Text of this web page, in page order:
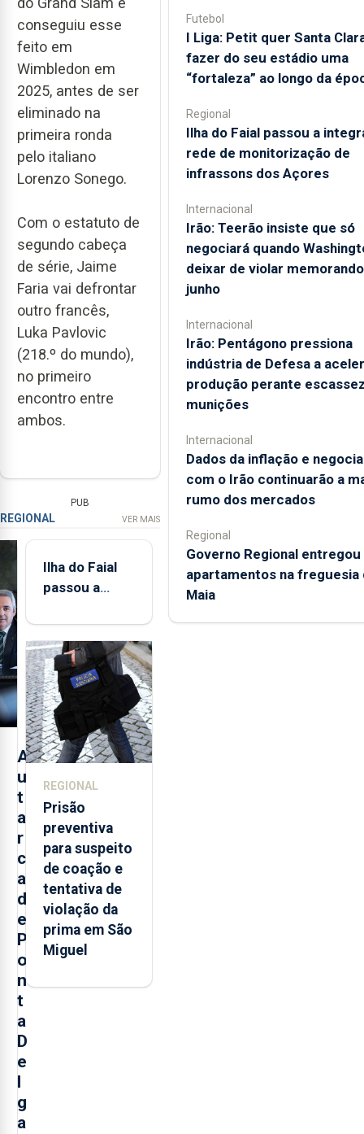
conseguiu esse
feito em
Wimbledon em
2025, antes de ser
eliminado na
primeira ronda
pelo italiano
Lorenzo Sonego.
Com o estatuto de
segundo cabeça
de série, Jaime
Faria vai defrontar
outro francês,
Luka Pavlovic
(218.º do mundo),
no primeiro
encontro entre
ambos.
PUB
REGIONAL VER MAIS
A
u
t
a
r
c
a
d
e
P
o
n
t
a
D
e
l
g
a
Ilha do Faial
passou a
de
monitorização
de infrassons
dos Açores
REGIONAL
Prisão
preventiva
para suspeito
de coação e
tentativa de
violação da
prima em São
Miguel
Futebol
I Liga: Petit quer Santa
fazer do seu estádio uma
“fortaleza” ao longo da
Regional
Ilha do Faial passou a
rede de monitorização de
infrassons dos Açores
Internacional
Irão: Teerão insiste que só
negociará quando
deixar de violar
junho
Internacional
Irão: Pentágono pressiona
indústria de Defesa a
produção perante
munições
Internacional
Dados da inflação e
com o Irão continuarão a
rumo dos mercados
Regional
Governo Regional entregou
apartamentos na freguesia
Maia